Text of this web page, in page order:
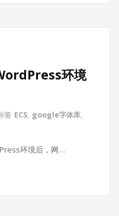
环境
签 ECS, google字体库,
环境后，网…